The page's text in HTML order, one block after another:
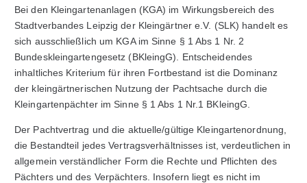
Bei den Kleingartenanlagen (KGA) im Wirkungsbereich des
Stadtverbandes Leipzig der Kleingärtner e.V. (SLK) handelt es
sich ausschließlich um KGA im Sinne § 1 Abs 1 Nr. 2
Bundeskleingartengesetz (BKleingG). Entscheidendes
inhaltliches Kriterium für ihren Fortbestand ist die Dominanz
der kleingärtnerischen Nutzung der Pachtsache durch die
Kleingartenpächter im Sinne § 1 Abs 1 Nr.1 BKleingG.
Der Pachtvertrag und die aktuelle/gültige Kleingartenordnung,
die Bestandteil jedes Vertragsverhältnisses ist, verdeutlichen in
allgemein verständlicher Form die Rechte und Pflichten des
Pächters und des Verpächters. Insofern liegt es nicht im